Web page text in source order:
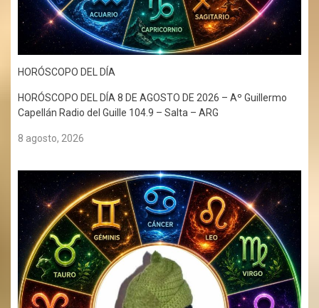
HORÓSCOPO DEL DÍA
HORÓSCOPO DEL DÍA 8 DE AGOSTO DE 2026 – Aº Guillermo
Capellán Radio del Guille 104.9 – Salta – ARG
8 agosto, 2026